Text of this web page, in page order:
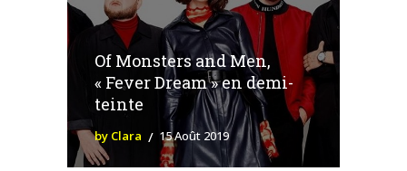
Of Monsters and Men,
« Fever Dream » en demi-
teinte
by Clara 15 Août 2019